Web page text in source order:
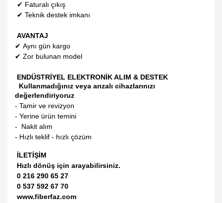
✔ Faturalı çıkış
✔ Teknik destek imkanı
AVANTAJ
✔ Aynı gün kargo
✔ Zor bulunan model
ENDÜSTRİYEL ELEKTRONİK ALIM & DESTEK
Kullanmadığınız veya arızalı cihazlarınızı
değerlendiriyoruz
- Tamir ve revizyon
- Yerine ürün temini
- Nakit alım
- Hızlı teklif - hızlı çözüm
İLETİŞİM
Hızlı dönüş için arayabilirsiniz.
0 216 290 65 27
0 537 592 67 70
www.fiberfaz.com